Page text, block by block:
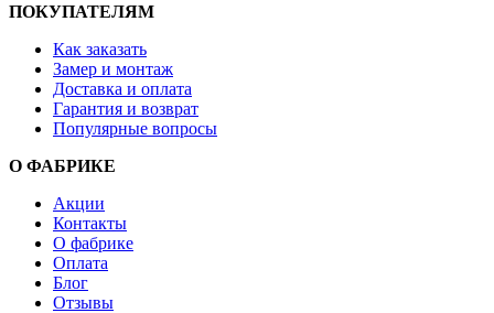
ПОКУПАТЕЛЯМ
Как заказать
Замер и монтаж
Доставка и оплата
Гарантия и возврат
Популярные вопросы
О ФАБРИКЕ
Акции
Контакты
О фабрике
Оплата
Блог
Отзывы